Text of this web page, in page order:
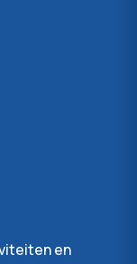
en